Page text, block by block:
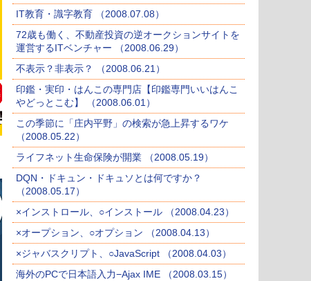
IT教育・識字教育 （2008.07.08）
72歳も働く、不動産投資の逆オークションサイトを
運営するITベンチャー （2008.06.29）
不表示？非表示？ （2008.06.21）
印鑑・実印・はんこの専門店【印鑑専門いいはんこ
やどっとこむ】 （2008.06.01）
この季節に「庄内平野」の検索が急上昇するワケ
（2008.05.22）
ライフネット生命保険が開業 （2008.05.19）
DQN・ドキュン・ドキュソとは何ですか？
（2008.05.17）
×インストロール、○インストール （2008.04.23）
×オープション、○オプション （2008.04.13）
×ジャバスクリプト、○JavaScript （2008.04.03）
海外のPCで日本語入力−Ajax IME （2008.03.15）